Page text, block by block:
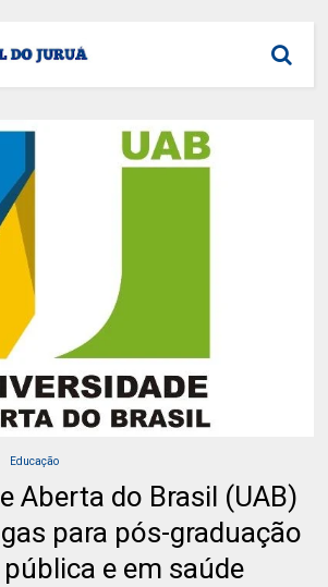
Educação
Aberta do Brasil (UAB)
para pós-graduação
e em saúde